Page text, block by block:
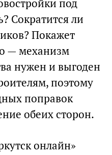
под
Сократится ли
Покажет
— механизм
нужен и выгоден
поэтому
поправок
обеих сторон.
онлайн»